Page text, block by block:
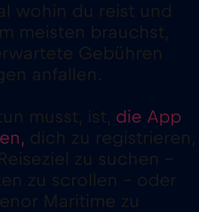
wohin du reist und
meisten brauchst,
Gebühren
anfallen.
musst, ist, die App
dich zu registrieren,
zu suchen –
zu scrollen – oder
Maritime zu